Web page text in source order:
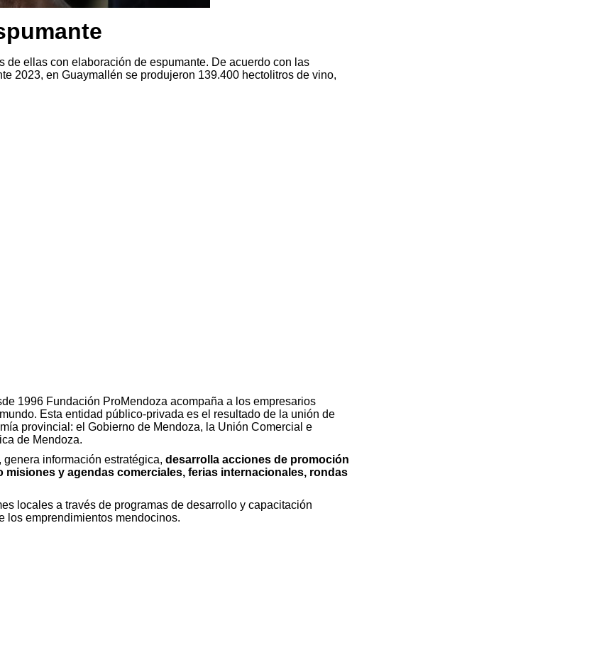
ellas con elaboración de espumante. De acuerdo con las
2023, en Guaymallén se produjeron 139.400 hectolitros de vino,
1996 Fundación ProMendoza acompaña a los empresarios
Esta entidad público-privada es el resultado de la unión de
provincial: el Gobierno de Mendoza, la Unión Comercial e
de Mendoza.
, genera información estratégica, desarrolla acciones de promoción
y agendas comerciales, ferias internacionales, rondas
locales a través de programas de desarrollo y capacitación
los emprendimientos mendocinos.